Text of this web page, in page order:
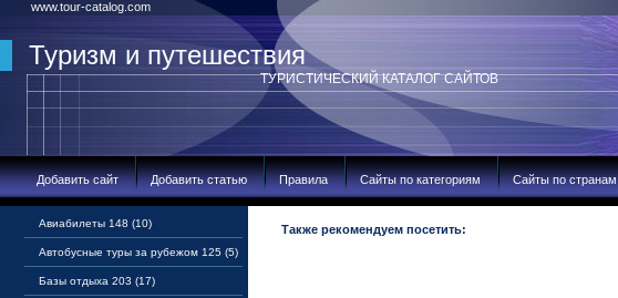
www.tour-catalog.com
Туризм и путешествия
ТУРИСТИЧЕСКИЙ КАТАЛОГ САЙТОВ
Добавить сайт Добавить статью Правила Сайты по категориям Сайты по странам
Авиабилеты 148 (10)
Автобусные туры за рубежом 125 (5)
Базы отдыха 203 (17)
Также рекомендуем посетить: